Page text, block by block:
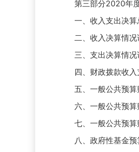
第三部分2020年
一、收入支出决
二、收入决算情况
三、支出决算情况
四、财政拨款收
五、一般公共预
六、一般公共预
七、一般公共预
八、政府性基金